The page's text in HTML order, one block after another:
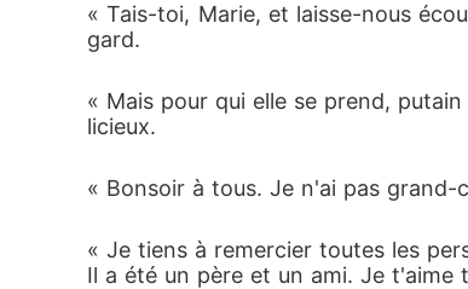
« Tais-toi, Marie, et laisse-nous
gard.
« Mais pour qui elle se prend,
licieux.
« Bonsoir à tous. Je n'ai pas
« Je tiens à remercier toutes les
Il a été un père et un ami. Je t'aime